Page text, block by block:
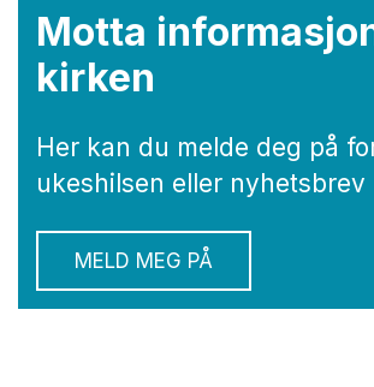
Motta
kirken
Her kan du melde deg på
ukeshilsen eller nyhetsbrev
MELD MEG PÅ